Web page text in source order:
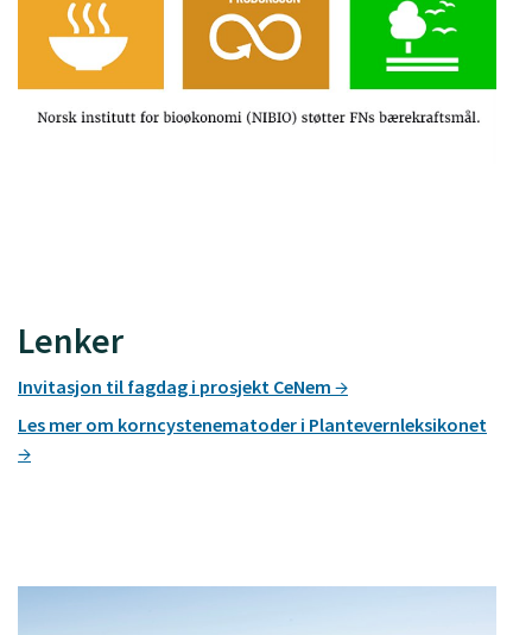
Lenker
Invitasjon til fagdag i prosjekt CeNem
Les mer om korncystenematoder i Plantevernleksikonet